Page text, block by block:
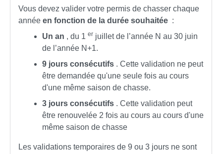
Vous devez valider votre permis de chasser chaque
année en fonction de la durée souhaitée :
Un an , du 1 er juillet de l’année N au 30 juin
de l’année N+1.
9 jours consécutifs . Cette validation ne peut
être demandée qu'une seule fois au cours
d'une même saison de chasse.
3 jours consécutifs . Cette validation peut
être renouvelée 2 fois au cours au cours d'une
même saison de chasse
Les validations temporaires de 9 ou 3 jours ne sont